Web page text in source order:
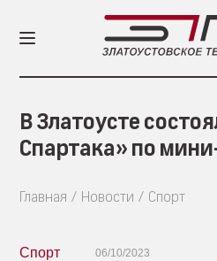
В Златоусте
Спартака» по
Главная Новости Спорт
Спорт 06/10/2023